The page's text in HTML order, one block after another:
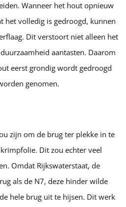
Wanneer het hout opnieuw
het volledig is gedroogd, kunnen
Dit verstoort niet alleen het
aantasten. Daarom
eerst grondig wordt gedroogd
genomen.
zijn om de brug ter plekke in te
Dit zou echter veel
Omdat Rijkswaterstaat, de
als de N7, deze hinder wilde
hele brug uit te hijsen. Dit werk